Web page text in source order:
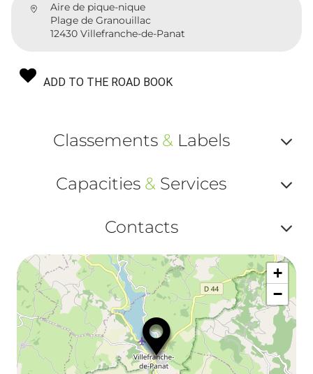
Aire de pique-nique
Plage de Granouillac
12430 Villefranche-de-Panat
ADD TO THE ROAD BOOK
Classements &Labels
ou
Capacities & Services
ou
Contacts
ou
+
−